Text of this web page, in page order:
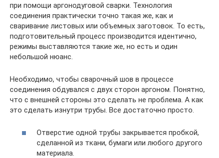
при помощи аргонодуговой сварки. Технология
соединения практически точно такая же, как и
сваривание листовых или объемных заготовок. То есть,
подготовительный процесс производится идентично,
режимы выставляются такие же, но есть и один
небольшой нюанс.
Необходимо, чтобы сварочный шов в процессе
соединения обдувался с двух сторон аргоном. Понятно,
что с внешней стороны это сделать не проблема. А как
это сделать изнутри трубы. Все достаточно просто.
Отверстие одной трубы закрывается пробкой,
сделанной из ткани, бумаги или любого другого
материала.